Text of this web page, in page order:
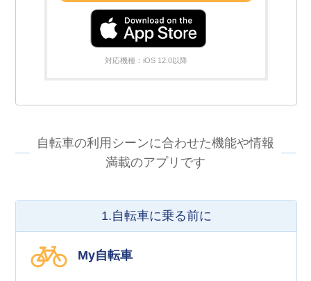
対応機種：iOS 12.0以降
自転車の利用シーンに合わせた機能や情報
満載のアプリです
1.自転車に乗る前に
My自転車